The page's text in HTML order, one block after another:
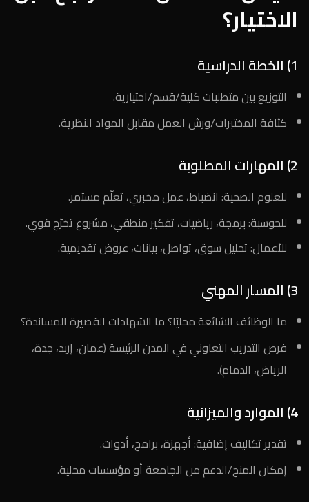
الاختيار؟
1) الخطة الدراسية
التوزيع بين متطلبات كلية/قسم/اختيارية.
كثافة المختبرات/ورش العمل مقابل المواد النظرية.
2) المهارات المطلوبة
للعلوم الصحية: انضباط، عمل مخبري، تعلّم مستمر.
للحوسبة: برمجة، رياضيات، تفكير منطقي، مشروع تخرّج قوي.
للأعمال: تحليل سوق، تواصل، بيانات، عروض تقديمية.
3) المسار المهني
ما الوظائف الشائعة محليًا؟ ما الشهادات القصيرة المساندة؟
فرص التدريب التعاوني في المدن الرئيسة (عمان، إربد، جدة،
الرياض، الدمام).
4) الموارد والميزانية
تقدير تكاليف إضافية: أجهزة، برامج، أدوات.
إمكان المنح/الدعم من الجامعة أو مؤسسات محلية.